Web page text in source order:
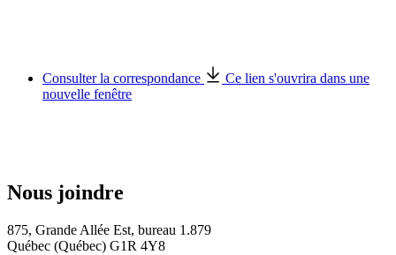
Consulter la correspondance
Ce lien s'ouvrira dans une
nouvelle fenêtre
Nous joindre
875, Grande Allée Est, bureau 1.879
Québec (Québec) G1R 4Y8